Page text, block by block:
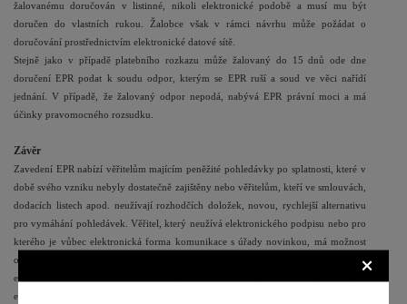
×
žalovanému doručován v listinné, nikoli elektronické podobě a musí mu být
doručen do vlastních rukou. Žalobce však v rámci návrhu může požádat o
doručování prostřednictvím elektronické datové sítě.
Stejně jako v případě platebního rozkazu může žalovaný do 15 dnů ode dne
doručení EPR podat k soudu odpor, kterým se EPR ruší a soud ve věci nařídí
jednání. V případě, že žalovaný odpor nepodá, nabývá EPR právní moci a má
účinky pravomocného rozsudku.
Závěr
Zavedení EPR nabízí věřitelům majícím peněžité pohledávky po splatnosti, které v
době svého vzniku nebyly dostatečně zajištěny nebo věřitelům, kteří ve smlouvách,
dodacích listech apod. neužívají rozhodčích doložek, novou, rychlejší alternativu
pro vymáhání pohledávek. Věřitel, který neužívá elektronického podpisu nebo pro
kterého je vůbec elektronická forma komunikace s úřady novinkou, má možnost
obrátit se na specializovanou advokátní kancelář, která návrh zpracuje,
elektronickou komunikaci se soudy obstará za něj a návrh opatří svým
elektronickým podpisem.